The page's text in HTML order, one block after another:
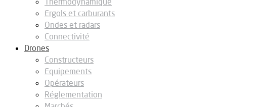
Ergols et carburants
Ondes et radars
Connectivité
Drones
Constructeurs
Equipements
Opérateurs
Réglementation